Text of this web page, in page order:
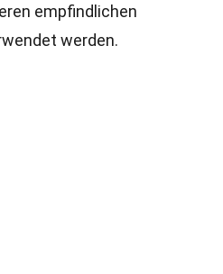
empfindlichen
werden.